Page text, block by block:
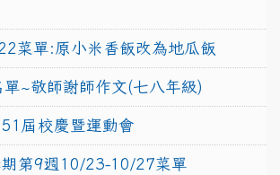
菜單:原小米香飯改為地瓜飯
~敬師謝師作文(七八年級)
屆校慶暨運動會
第9週10/23-10/27菜單